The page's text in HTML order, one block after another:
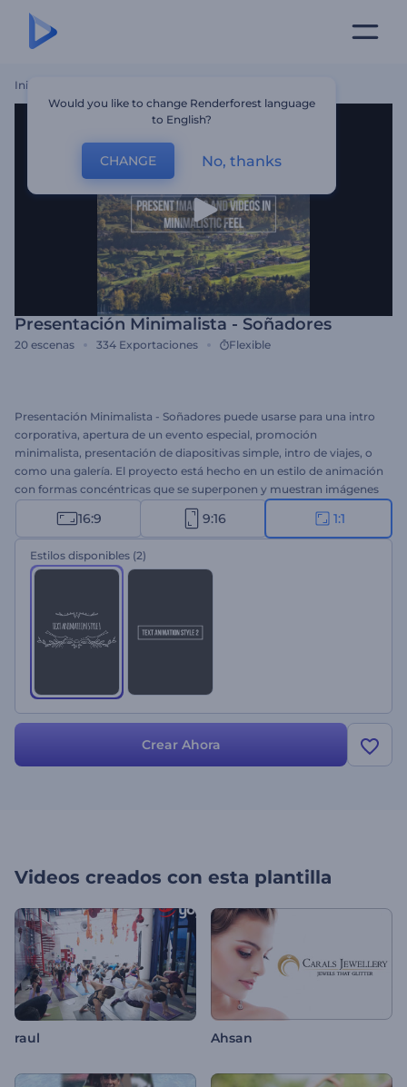
Inicio
Presentación Minimalista - Soñadores
20 escenas 334 Exportaciones Flexible
Presentación Minimalista - Soñadores puede usarse para una intro
corporativa, apertura de un evento especial, promoción
minimalista, presentación de diapositivas simple, intro de viajes, o
como una galería. El proyecto está hecho en un estilo de animación
con formas concéntricas que se superponen y muestran imágenes
para un video simple pero atractivo. Esta plantilla tiene texto y
música personalizables, y cuenta con todas las herramientas para
hacer un video realmente personalizado. Suba su imagen o video,
edite el texto, añada o elija la música y ¡disfrute del resultado!
16:9 9:16 1:1
Estilos disponibles (2)
Crear Ahora
Videos creados con esta plantilla
raul Ahsan
Would you like to change Renderforest language
to English?
CHANGE No, thanks